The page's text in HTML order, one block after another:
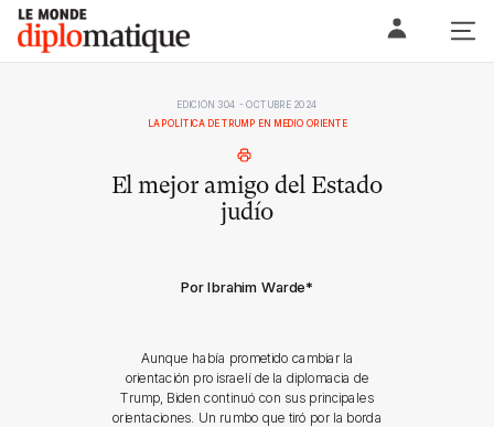
Skip
content
Le monde diplomatique
EDICIÓN 304 - OCTUBRE 2024
LA POLÍTICA DE TRUMP EN MEDIO ORIENTE
El mejor amigo del Estado
judío
Por Ibrahim Warde*
Aunque había prometido cambiar la
orientación pro israelí de la diplomacia de
Trump, Biden continuó con sus principales
orientaciones. Un rumbo que tiró por la borda